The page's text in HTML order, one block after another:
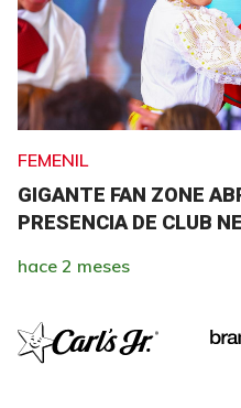
FEMENIL
GIGANTE FAN ZONE
PRESENCIA DE CLUB
hace 2 meses